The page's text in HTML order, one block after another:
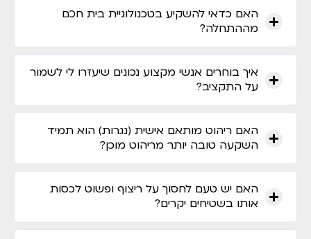
האם כדאי להשקיע בטכנולוגיית בית חכם
מההתחלה?
איך בוחרים אנשי מקצוע נכונים שיעזרו לי לשמור
על התקציב?
האם ריהוט מותאם אישית (נגרות) הוא תמיד
השקעה טובה יותר מריהוט מוכן?
האם יש טעם לחסוך על ריצוף ופשוט לכסות
אותו בשטיחים יקרים?